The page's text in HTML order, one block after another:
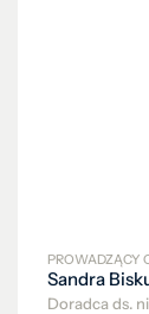
PROWADZĄCY
Sandra
Doradca ds.